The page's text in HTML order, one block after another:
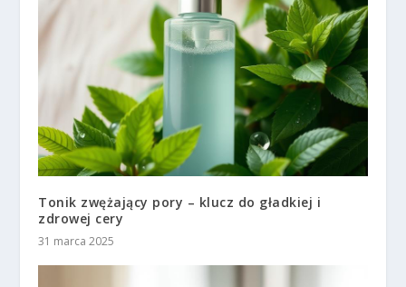
Tonik zwężający pory – klucz do gładkiej i
zdrowej cery
31 marca 2025